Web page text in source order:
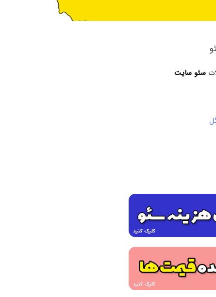
سئو سایت